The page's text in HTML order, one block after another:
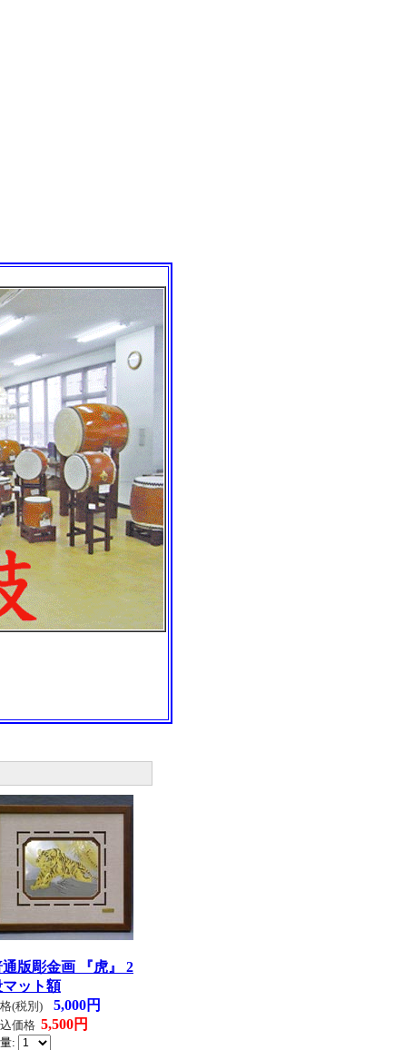
通版彫金画 『虎』 2
マット額
(税別) 5,000円
価格 5,500円
: